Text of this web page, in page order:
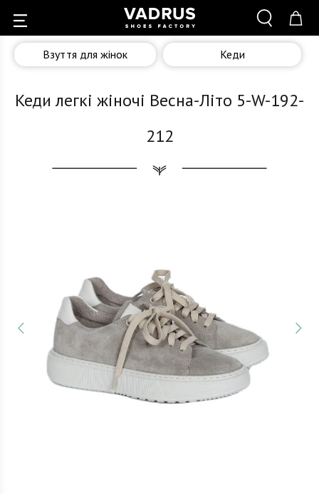
Взуття для жінок Кеди
Кеди легкі жіночі Весна-Літо 5-W-192-
212